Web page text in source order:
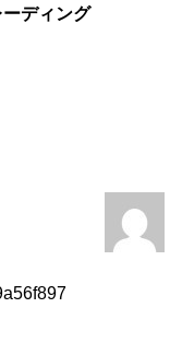
ディング